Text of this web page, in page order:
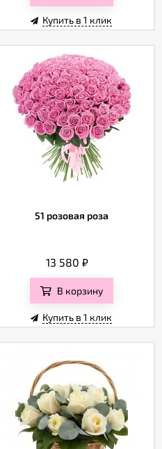
Купить в 1 клик
51 розовая роза
13 580 ₽
В корзину
Купить в 1 клик